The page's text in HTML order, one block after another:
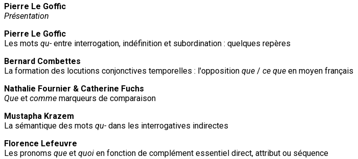
Pierre Le Goffic
Présentation
Pierre Le Goffic
Les mots qu- entre interrogation, indéfinition et subordination : quelques repères
Bernard Combettes
La formation des locutions conjonctives temporelles : l'opposition que / ce que en moyen français
Nathalie Fournier & Catherine Fuchs
Que et comme marqueurs de comparaison
Mustapha Krazem
La sémantique des mots qu- dans les interrogatives indirectes
Florence Lefeuvre
Les pronoms que et quoi en fonction de complément essentiel direct, attribut ou séquence